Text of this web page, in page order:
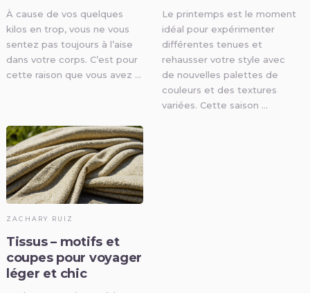
À cause de vos quelques
kilos en trop, vous ne vous
sentez pas toujours à l’aise
dans votre corps. C’est pour
cette raison que vous avez …
Le printemps est le moment
idéal pour expérimenter
différentes tenues et
rehausser votre style avec
de nouvelles palettes de
couleurs et des textures
variées. Cette saison …
ZACHARY RUIZ
Tissus – motifs et
coupes pour voyager
léger et chic